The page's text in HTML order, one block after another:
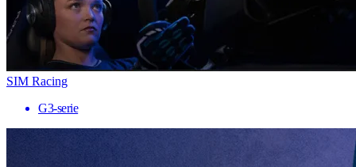
SIM Racing
G3-serie